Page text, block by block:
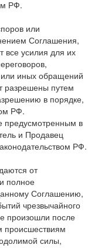
РФ.
или
Соглашения,
все усилия для их
иных обращений
разрешены путем
в порядке,
РФ.
предусмотренным в
и Продавец
РФ.
от
полное
Соглашению,
чрезвычайного
произошли после
происшествиям
силы,